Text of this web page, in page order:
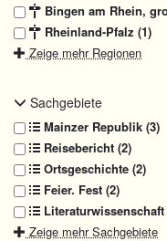
Bingen am Rhein,
Rheinland-Pfalz (1)
Zeige mehr Regionen
Sachgebiete
Mainzer Republik (3)
Reisebericht (2)
Ortsgeschichte (2)
Feier. Fest (2)
Literaturwissenschaft
Zeige mehr Sachgebiete